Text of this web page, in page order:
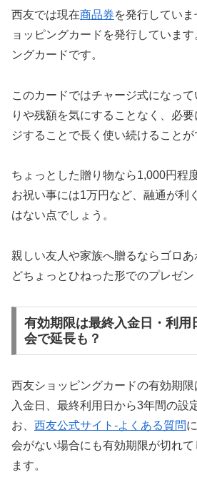
西友では現在商品券を発行してい
ョッピングカードを発行していま
ングカードです。
このカードではチャージ式になっ
りや残額を気にすることなく、必
ジすることで長く使い続けることが
ちょっとした贈り物なら1,000円程
お祝い事には1万円など、融通が利
はない点でしょう。
親しい友人や家族へ贈るならゴロ
どちょっとひねった形でのプレゼン
有効期限は最終入金日・利用
会で延長も？
西友ショッピングカードの有効期
入金日、最終利用日から3年間の設
お、 西友公式サイト-よくある質問
会がない場合にも有効期限が切れ
ます。